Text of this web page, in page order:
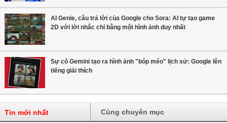
AI Genie, câu trả lời của Google cho Sora: AI tự tạo game
2D với lời nhắc chỉ bằng một hình ảnh duy nhất
Sự cố Gemini tạo ra hình ảnh "bóp méo" lịch sử: Google lên
tiếng giải thích
Tin mới nhất Cùng chuyên mục